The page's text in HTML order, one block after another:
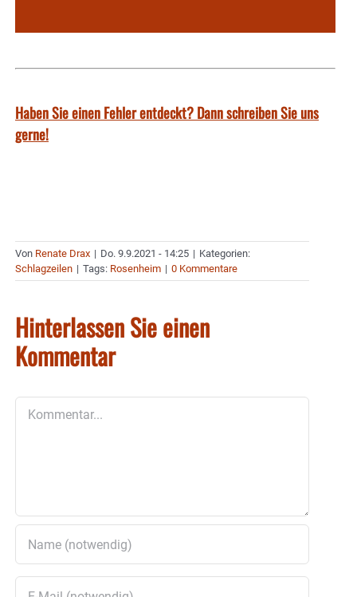
Haben Sie einen Fehler entdeckt? Dann schreiben Sie uns
gerne!
Von Renate Drax | Do. 9.9.2021 - 14:25 | Kategorien:
Schlagzeilen | Tags: Rosenheim | 0 Kommentare
Hinterlassen Sie einen
Kommentar